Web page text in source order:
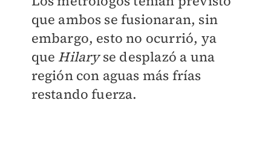
que ambos se fusionaran, sin
embargo, esto no ocurrió, ya
que Hilaryse desplazó a una
región con aguas más frías
restando fuerza.